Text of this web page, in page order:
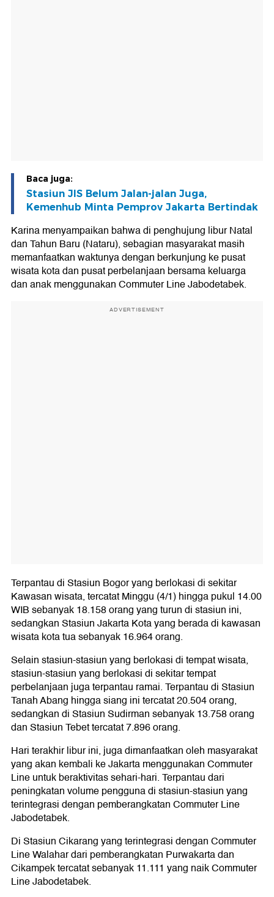
Baca juga:
Stasiun JIS Belum Jalan-jalan Juga,
Kemenhub Minta Pemprov Jakarta Bertindak
Karina menyampaikan bahwa di penghujung libur Natal
dan Tahun Baru (Nataru), sebagian masyarakat masih
memanfaatkan waktunya dengan berkunjung ke pusat
wisata kota dan pusat perbelanjaan bersama keluarga
dan anak menggunakan Commuter Line Jabodetabek.
ADVERTISEMENT
Terpantau di Stasiun Bogor yang berlokasi di sekitar
Kawasan wisata, tercatat Minggu (4/1) hingga pukul 14.00
WIB sebanyak 18.158 orang yang turun di stasiun ini,
sedangkan Stasiun Jakarta Kota yang berada di kawasan
wisata kota tua sebanyak 16.964 orang.
Selain stasiun-stasiun yang berlokasi di tempat wisata,
stasiun-stasiun yang berlokasi di sekitar tempat
perbelanjaan juga terpantau ramai. Terpantau di Stasiun
Tanah Abang hingga siang ini tercatat 20.504 orang,
sedangkan di Stasiun Sudirman sebanyak 13.758 orang
dan Stasiun Tebet tercatat 7.896 orang.
Hari terakhir libur ini, juga dimanfaatkan oleh masyarakat
yang akan kembali ke Jakarta menggunakan Commuter
Line untuk beraktivitas sehari-hari. Terpantau dari
peningkatan volume pengguna di stasiun-stasiun yang
terintegrasi dengan pemberangkatan Commuter Line
Jabodetabek.
Di Stasiun Cikarang yang terintegrasi dengan Commuter
Line Walahar dari pemberangkatan Purwakarta dan
Cikampek tercatat sebanyak 11.111 yang naik Commuter
Line Jabodetabek.